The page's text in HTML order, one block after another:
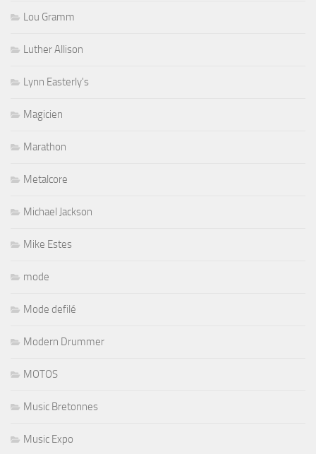
Lou Gramm
Luther Allison
Lynn Easterly's
Magicien
Marathon
Metalcore
Michael Jackson
Mike Estes
mode
Mode defilé
Modern Drummer
MOTOS
Music Bretonnes
Music Expo